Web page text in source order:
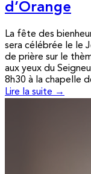
d’Orange
La fête des
sera célébrée le le
de prière sur le
aux yeux du
8h30 à la chapelle
Lire la suite →